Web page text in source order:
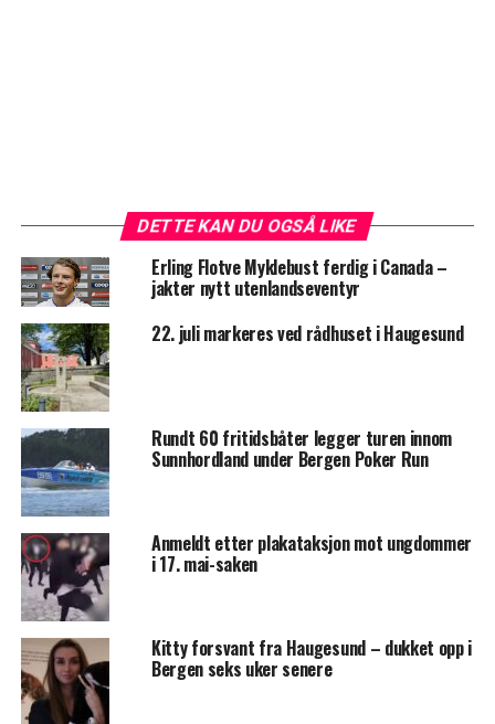
DETTE KAN DU OGSÅ LIKE
Erling Flotve Myklebust ferdig i Canada –
jakter nytt utenlandseventyr
22. juli markeres ved rådhuset i Haugesund
Rundt 60 fritidsbåter legger turen innom
Sunnhordland under Bergen Poker Run
Anmeldt etter plakataksjon mot ungdommer
i 17. mai-saken
Kitty forsvant fra Haugesund – dukket opp i
Bergen seks uker senere